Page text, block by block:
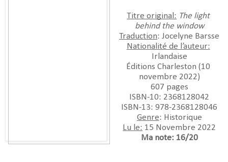
Titre original: The light
behind the window
Traduction: Jocelyne Barsse
Nationalité de l’auteur:
Irlandaise
Éditions Charleston (10
novembre 2022)
607 pages
ISBN-10:‎ 2368128042
ISBN-13:‎ 978-2368128046
Genre: Historique
Lu le: 15 Novembre 2022
Ma note: 16/20